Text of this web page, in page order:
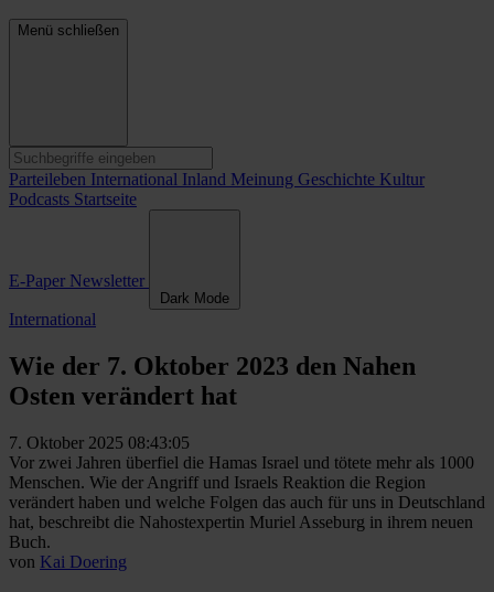
Menü schließen
Parteileben International Inland Meinung Geschichte Kultur
Podcasts Startseite
E-Paper Newsletter
Dark Mode
International
Wie der 7. Oktober 2023 den Nahen
Osten verändert hat
7. Oktober 2025 08:43:05
Vor zwei Jahren überfiel die Hamas Israel und tötete mehr als 1000
Menschen. Wie der Angriff und Israels Reaktion die Region
verändert haben und welche Folgen das auch für uns in Deutschland
hat, beschreibt die Nahostexpertin Muriel Asseburg in ihrem neuen
Buch.
von Kai Doering